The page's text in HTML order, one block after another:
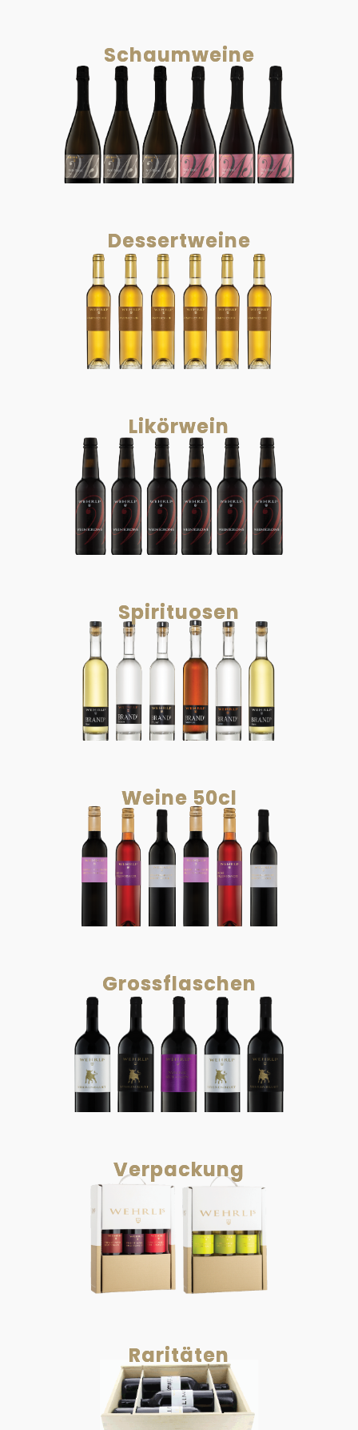
Schaumweine
Dessertweine
Likörwein
Spirituosen
Weine 50cl
Grossflaschen
Verpackung
Raritäten